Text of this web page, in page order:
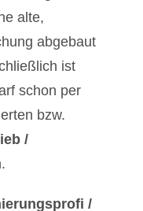
alte,
abgebaut
ist
schon per
bzw.
/
/